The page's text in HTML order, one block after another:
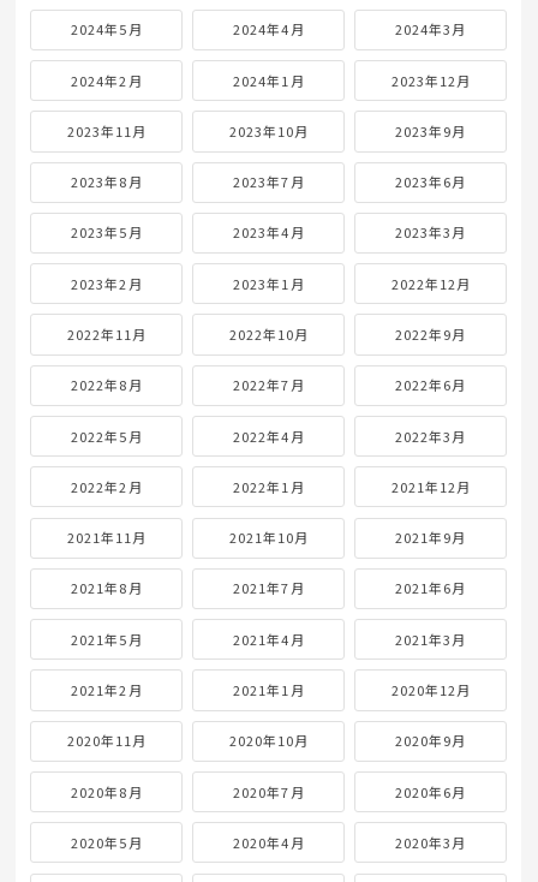
2024年5月 2024年4月 2024年3月
2024年2月 2024年1月 2023年12月
2023年11月 2023年10月 2023年9月
2023年8月 2023年7月 2023年6月
2023年5月 2023年4月 2023年3月
2023年2月 2023年1月 2022年12月
2022年11月 2022年10月 2022年9月
2022年8月 2022年7月 2022年6月
2022年5月 2022年4月 2022年3月
2022年2月 2022年1月 2021年12月
2021年11月 2021年10月 2021年9月
2021年8月 2021年7月 2021年6月
2021年5月 2021年4月 2021年3月
2021年2月 2021年1月 2020年12月
2020年11月 2020年10月 2020年9月
2020年8月 2020年7月 2020年6月
2020年5月 2020年4月 2020年3月